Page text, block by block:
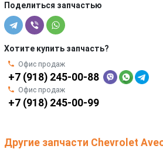
Поделиться запчастью
Хотите купить запчасть?
Офис продаж
+7 (918) 245-00-88
Офис продаж
+7 (918) 245-00-99
Другие запчасти Chevrolet